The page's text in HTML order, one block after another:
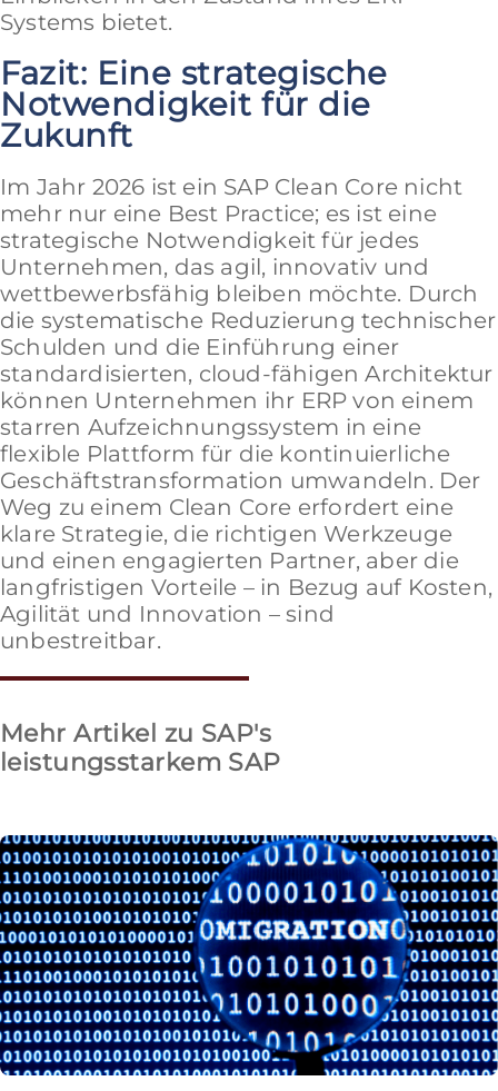
Systems bietet.
Fazit: Eine strategische
Notwendigkeit für die
Zukunft
Im Jahr 2026 ist ein SAP Clean Core nicht
mehr nur eine Best Practice; es ist eine
strategische Notwendigkeit für jedes
Unternehmen, das agil, innovativ und
wettbewerbsfähig bleiben möchte. Durch
die systematische Reduzierung technischer
Schulden und die Einführung einer
standardisierten, cloud-fähigen Architektur
können Unternehmen ihr ERP von einem
starren Aufzeichnungssystem in eine
flexible Plattform für die kontinuierliche
Geschäftstransformation umwandeln. Der
Weg zu einem Clean Core erfordert eine
klare Strategie, die richtigen Werkzeuge
und einen engagierten Partner, aber die
langfristigen Vorteile – in Bezug auf Kosten,
Agilität und Innovation – sind
unbestreitbar.
Mehr Artikel zu SAP's
leistungsstarkem SAP